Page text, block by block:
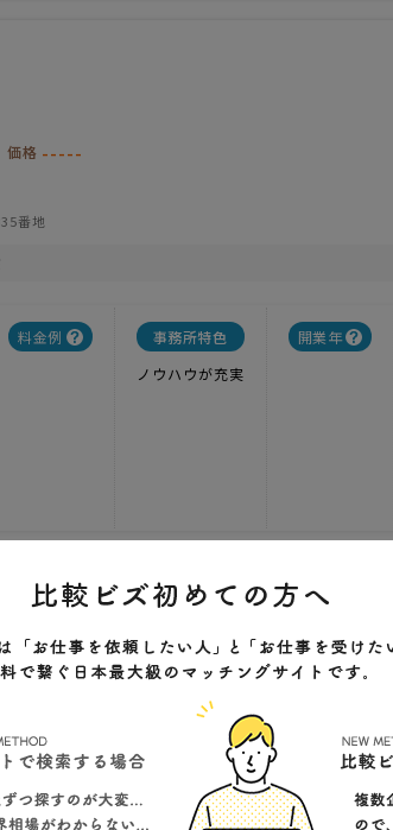
価格 -----
番地
料金例
事務所特色
ノウハウが充実
開業年
816リフティングブレーン2F